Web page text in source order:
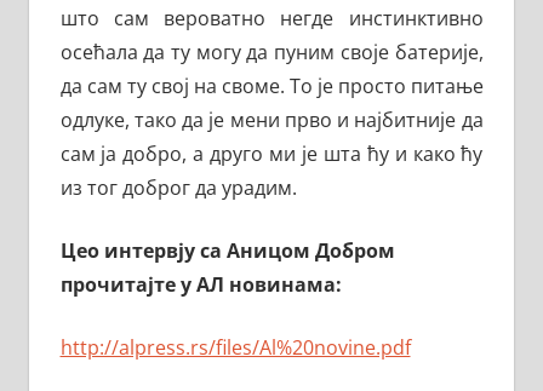
што сам вероватно негде инстинктивно
осећала да ту могу да пуним своје батерије,
да сам ту свој на своме. То је просто питање
одлуке, тако да је мени прво и најбитније да
сам ја добро, а друго ми је шта ћу и како ћу
из тог доброг да урадим.
Цео интервју са Аницом Добром
прочитајте у АЛ новинама:
http://alpress.rs/files/Al%20novine.pdf